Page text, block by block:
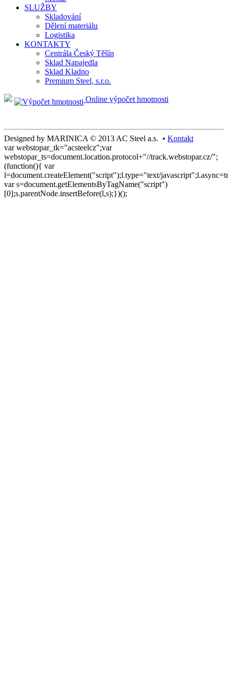
SLUŽBY
Skladování
Dělení materiálu
Logistika
KONTAKTY
Centrála Český Těšín
Sklad Napajedla
Sklad Kladno
Premium Steel, s.r.o.
Online výpočet hmotnosti
Designed by MARINICA © 2013 AC Steel a.s. • Kontakt
var webstopar_tk="acsteelcz";var
webstopar_ts=document.location.protocol+"//track.webstopar.cz/";
(function(){ var
l=document.createElement("script");l.type="text/
var s=document.getElementsByTagName("script")
[0];s.parentNode.insertBefore(l,s);})();